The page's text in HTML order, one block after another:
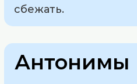
сбежать.
Антонимы